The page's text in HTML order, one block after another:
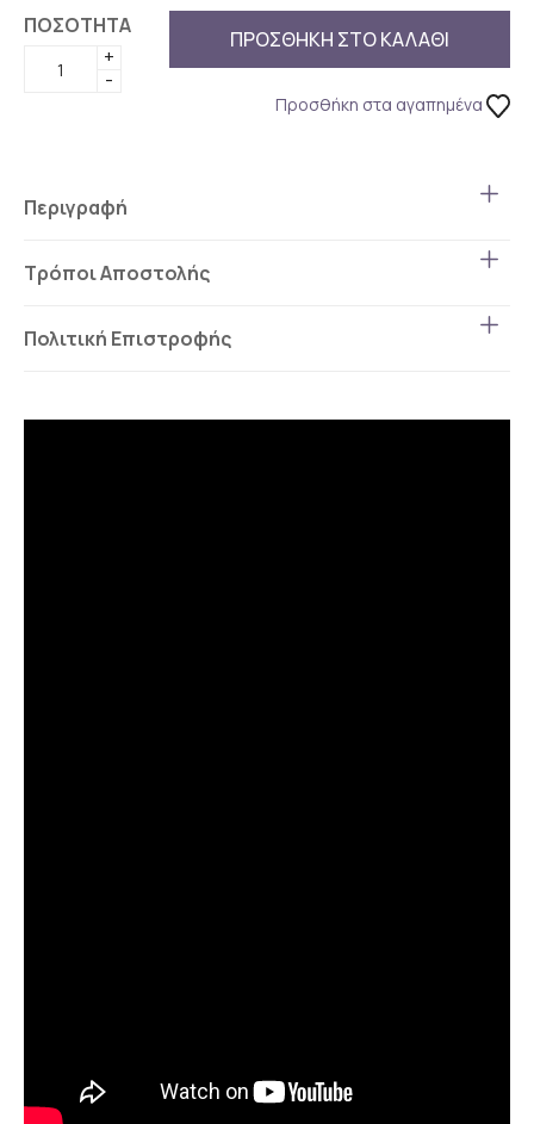
ΠΟΣΟΤΗΤΑ
+
-
ΠΡΟΣΘΗΚΗ ΣΤΟ ΚΑΛΑΘΙ
Προσθήκη στα αγαπημένα
Περιγραφή
Τρόποι Αποστολής
Πολιτική Επιστροφής